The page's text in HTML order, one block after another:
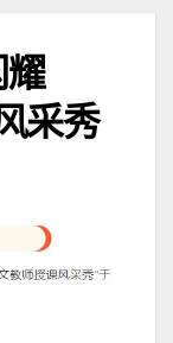
采秀